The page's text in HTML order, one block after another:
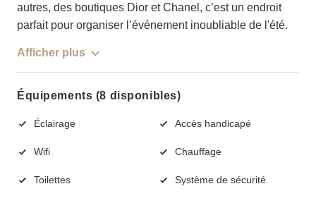
autres, des boutiques Dior et Chanel, c’est un endroit
parfait pour organiser l’événement inoubliable de l'été.
Afficher plus
Équipements (8 disponibles)
Éclairage Accès handicapé
Wifi Chauffage
Toilettes Système de sécurité